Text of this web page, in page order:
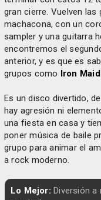
gran cierre. Vuelven
machacona, con un
sampler y una guitarra
encontremos el
anterior, y es que es
grupos como Iron
Es un disco divertido,
hay agresión ni
una fiesta en casa y
poner música de baile
grupo para animar el
a rock moderno.
Lo Mejor: Diversión a